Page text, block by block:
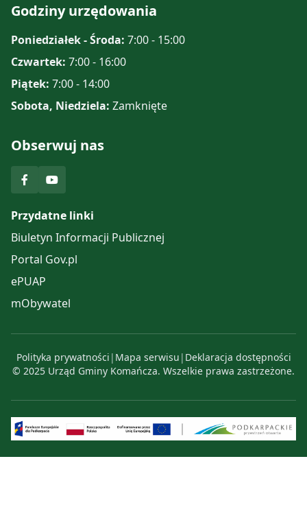
Godziny urzędowania
Poniedziałek - Środa: 7:00 - 15:00
Czwartek: 7:00 - 16:00
Piątek: 7:00 - 14:00
Sobota, Niedziela: Zamknięte
Obserwuj nas
Przydatne linki
Biuletyn Informacji Publicznej
Portal Gov.pl
ePUAP
mObywatel
Polityka prywatności | Mapa serwisu | Deklaracja dostępności
© 2025 Urząd Gminy Komańcza. Wszelkie prawa zastrzeżone.